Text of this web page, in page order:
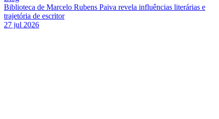
Biblioteca de Marcelo Rubens Paiva revela influências literárias e
trajetória de escritor
27 jul 2026